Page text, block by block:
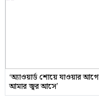
‘অ্যাওয়ার্ড শোয়ে যাওয়ার আগে
আমার জ্বর আসে’